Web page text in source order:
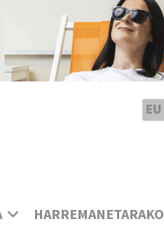
EU
HARREMANETARAKO